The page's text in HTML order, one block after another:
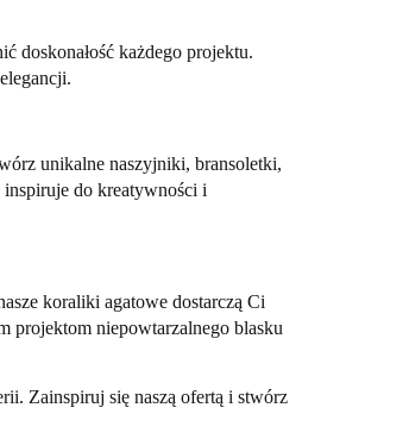
doskonałość każdego projektu.
unikalne naszyjniki, bransoletki,
do kreatywności i
koraliki agatowe dostarczą Ci
projektom niepowtarzalnego blasku
Zainspiruj się naszą ofertą i stwórz